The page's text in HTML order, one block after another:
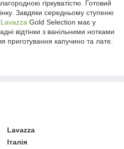
гіркуватістю. Готовий
Завдяки середньому ступеню
Lavazza Gold Selection має у
відтінки з ванільними нотками
приготування капучино та лате.
Lavazza
Італія